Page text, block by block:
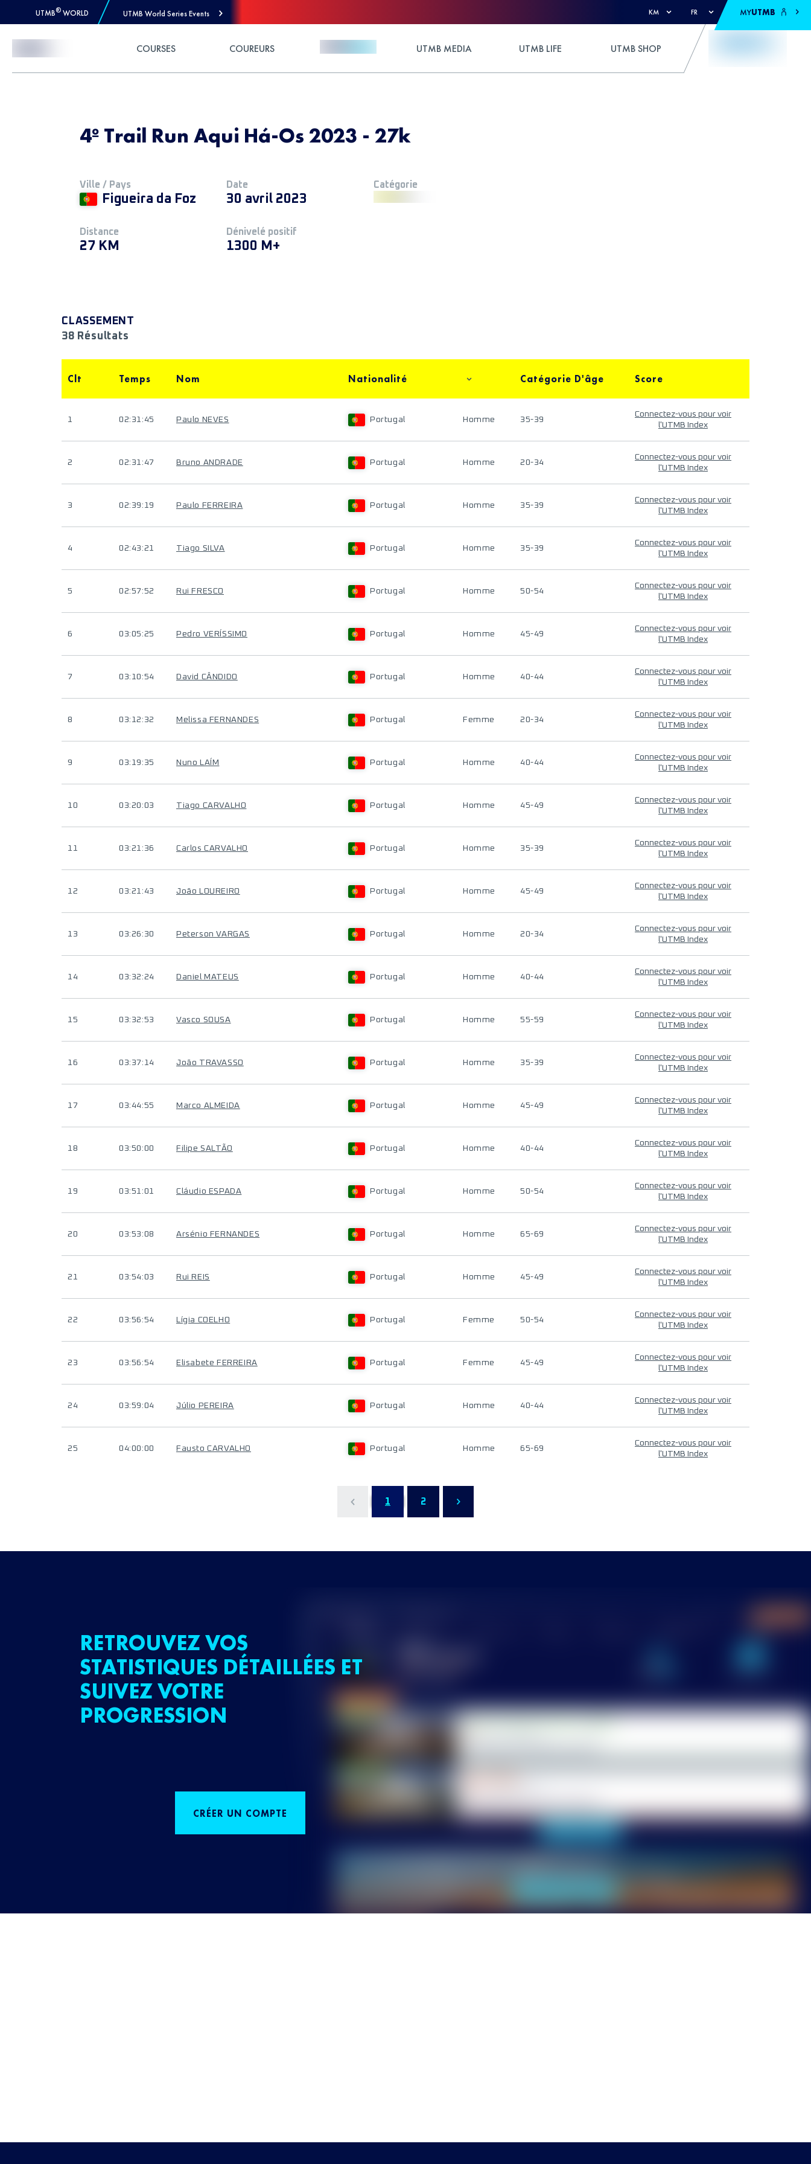
UTMB® WORLD UTMB World Series Events KM FR MYUTMB
COURSES COUREURS UTMB MEDIA UTMB LIFE UTMB SHOP
4º Trail Run Aqui Há-Os 2023 - 27k
Ville / Pays
Figueira da Foz
Date
30 avril 2023
Catégorie
Distance
27 KM
Dénivelé positif
1300 M+
CLASSEMENT
38 Résultats
Clt Temps Nom Nationalité Catégorie D'âge Score
1 02:31:45 Paulo NEVES Portugal Homme 35-39
Connectez-vous pour voir
l'UTMB Index
2 02:31:47 Bruno ANDRADE Portugal Homme 20-34
Connectez-vous pour voir
l'UTMB Index
3 02:39:19 Paulo FERREIRA Portugal Homme 35-39
Connectez-vous pour voir
l'UTMB Index
4 02:43:21 Tiago SILVA Portugal Homme 35-39
Connectez-vous pour voir
l'UTMB Index
5 02:57:52 Rui FRESCO Portugal Homme 50-54
Connectez-vous pour voir
l'UTMB Index
6 03:05:25 Pedro VERÍSSIMO Portugal Homme 45-49
Connectez-vous pour voir
l'UTMB Index
7 03:10:54 David CÂNDIDO Portugal Homme 40-44
Connectez-vous pour voir
l'UTMB Index
8 03:12:32 Melissa FERNANDES Portugal Femme 20-34
Connectez-vous pour voir
l'UTMB Index
9 03:19:35 Nuno LAÍM Portugal Homme 40-44
Connectez-vous pour voir
l'UTMB Index
10 03:20:03 Tiago CARVALHO Portugal Homme 45-49
Connectez-vous pour voir
l'UTMB Index
11 03:21:36 Carlos CARVALHO Portugal Homme 35-39
Connectez-vous pour voir
l'UTMB Index
12 03:21:43 João LOUREIRO Portugal Homme 45-49
Connectez-vous pour voir
l'UTMB Index
13 03:26:30 Peterson VARGAS Portugal Homme 20-34
Connectez-vous pour voir
l'UTMB Index
14 03:32:24 Daniel MATEUS Portugal Homme 40-44
Connectez-vous pour voir
l'UTMB Index
15 03:32:53 Vasco SOUSA Portugal Homme 55-59
Connectez-vous pour voir
l'UTMB Index
16 03:37:14 João TRAVASSO Portugal Homme 35-39
Connectez-vous pour voir
l'UTMB Index
17 03:44:55 Marco ALMEIDA Portugal Homme 45-49
Connectez-vous pour voir
l'UTMB Index
18 03:50:00 Filipe SALTÃO Portugal Homme 40-44
Connectez-vous pour voir
l'UTMB Index
19 03:51:01 Cláudio ESPADA Portugal Homme 50-54
Connectez-vous pour voir
l'UTMB Index
20 03:53:08 Arsénio FERNANDES Portugal Homme 65-69
Connectez-vous pour voir
l'UTMB Index
21 03:54:03 Rui REIS Portugal Homme 45-49
Connectez-vous pour voir
l'UTMB Index
22 03:56:54 Lígia COELHO Portugal Femme 50-54
Connectez-vous pour voir
l'UTMB Index
23 03:56:54 Elisabete FERREIRA Portugal Femme 45-49
Connectez-vous pour voir
l'UTMB Index
24 03:59:04 Júlio PEREIRA Portugal Homme 40-44
Connectez-vous pour voir
l'UTMB Index
25 04:00:00 Fausto CARVALHO Portugal Homme 65-69
Connectez-vous pour voir
l'UTMB Index
1 2
RETROUVEZ VOS
STATISTIQUES DÉTAILLÉES ET
SUIVEZ VOTRE
PROGRESSION
CRÉER UN COMPTE